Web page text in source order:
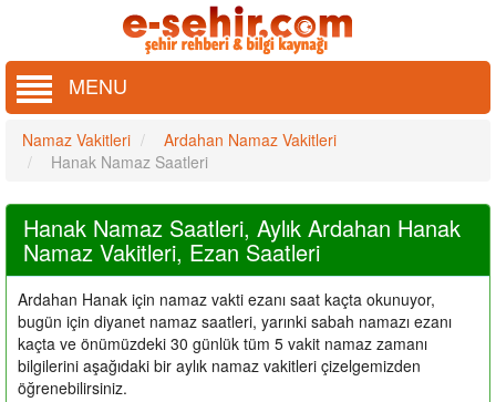
MENU
Namaz Vakitleri
Ardahan Namaz Vakitleri
Hanak Namaz Saatleri
Hanak Namaz Saatleri, Aylık Ardahan Hanak
Namaz Vakitleri, Ezan Saatleri
Ardahan Hanak için namaz vakti ezanı saat kaçta okunuyor,
bugün için diyanet namaz saatleri, yarınki sabah namazı ezanı
kaçta ve önümüzdeki 30 günlük tüm 5 vakit namaz zamanı
bilgilerini aşağıdaki bir aylık namaz vakitleri çizelgemizden
öğrenebilirsiniz.